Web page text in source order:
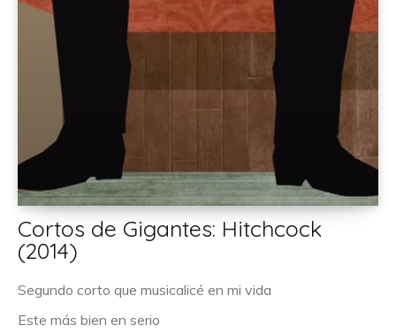
Cortos de Gigantes: Hitchcock
(2014)
Segundo corto que musicalicé en mi vida
Este más bien en serio